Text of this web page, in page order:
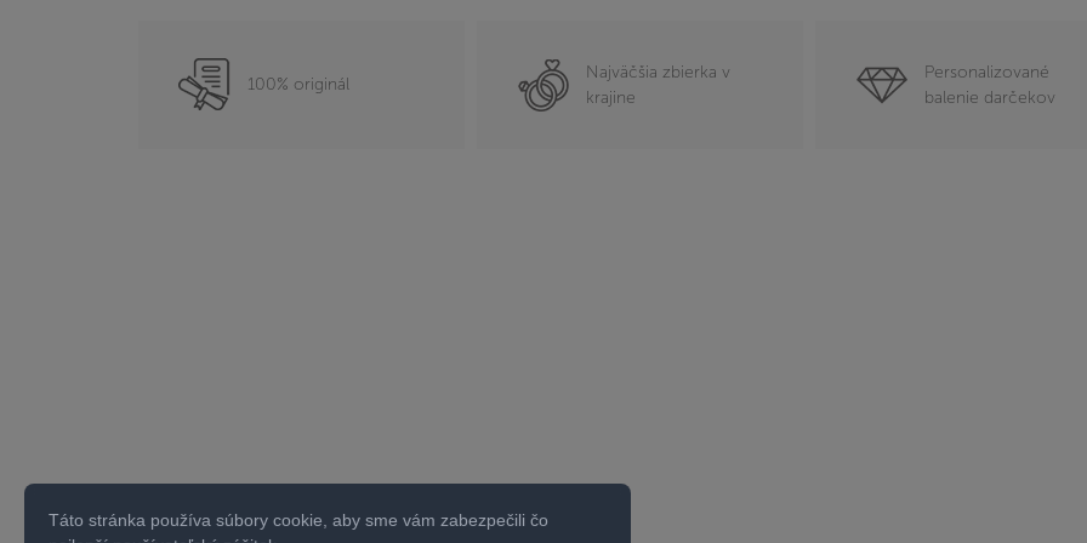
100% originál
Najväčšia zbierka v
krajine
Personalizované
balenie darčekov
Táto stránka používa súbory cookie, aby sme vám zabezpečili čo